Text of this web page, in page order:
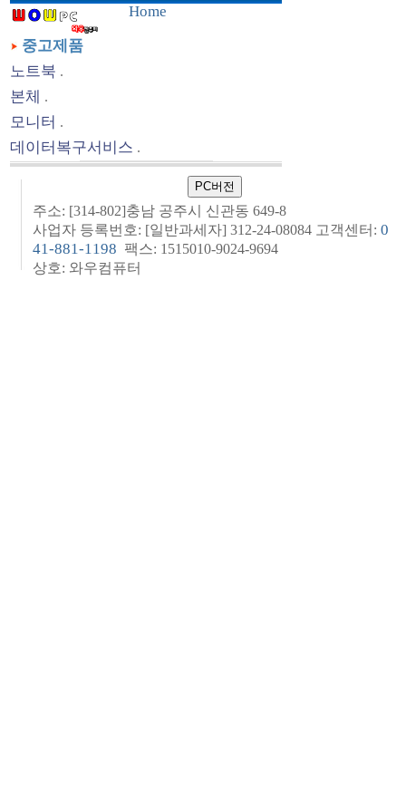
Home
중고제품
노트북 .
본체 .
모니터 .
데이터복구서비스 .
주소: [314-802]충남 공주시 신관동 649-8
사업자 등록번호: [일반과세자] 312-24-08084 고객센터: 0
41-881-1198 팩스: 1515010-9024-9694
상호: 와우컴퓨터